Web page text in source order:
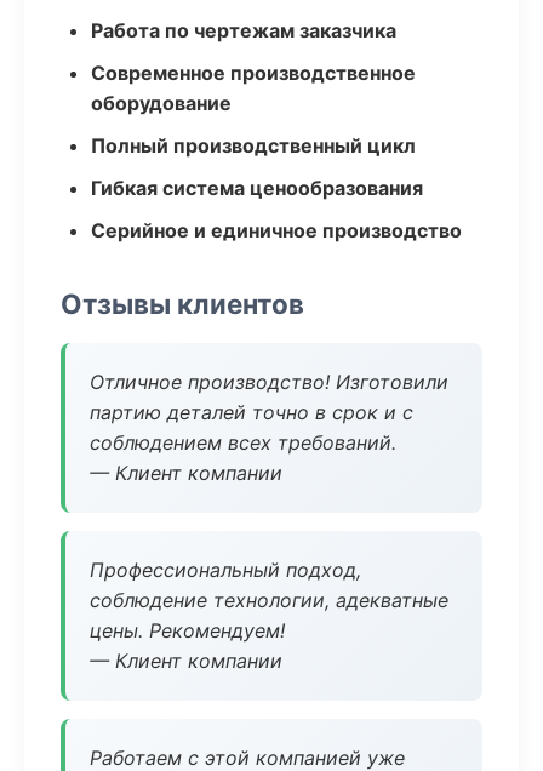
Работа по чертежам заказчика
Современное производственное
оборудование
Полный производственный цикл
Гибкая система ценообразования
Серийное и единичное производство
Отзывы клиентов
Отличное производство! Изготовили
партию деталей точно в срок и с
соблюдением всех требований.
— Клиент компании
Профессиональный подход,
соблюдение технологии, адекватные
цены. Рекомендуем!
— Клиент компании
Работаем с этой компанией уже